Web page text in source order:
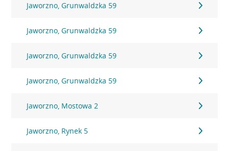
Jaworzno, Grunwaldzka 59
Jaworzno, Grunwaldzka 59
Jaworzno, Grunwaldzka 59
Jaworzno, Grunwaldzka 59
Jaworzno, Mostowa 2
Jaworzno, Rynek 5